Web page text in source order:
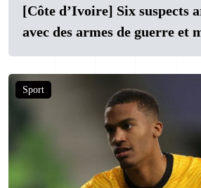
[Côte d’Ivoire] Six suspects
avec des armes de guerre et
Sport